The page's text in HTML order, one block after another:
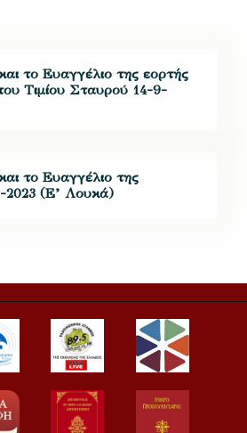
το Ευαγγέλιο της εορτής
Τιμίου Σταυρού 14-9-
το Ευαγγέλιο της
2023 (Ε’ Λουκά)